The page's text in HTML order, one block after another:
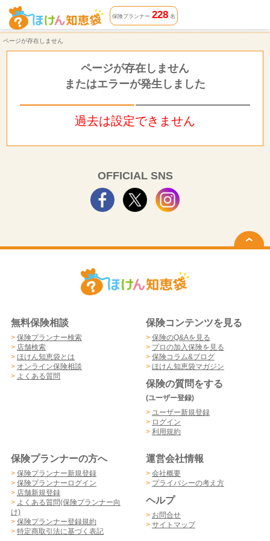
ページが存在しません | ほけん知恵袋
保険プランナー 228名
ページが存在しません
ページが存在しません
またはエラーが発生しました
過去は設定できません
OFFICIAL SNS
無料保険相談
> 保険プランナー検索
> 店舗検索
> ほけん知恵袋とは
> オンライン保険相談
> よくある質問
保険コンテンツを見る
> 保険のQ&Aを見る
> プロの加入保険を見る
> 保険コラム&ブログ
> ほけん知恵袋マガジン
保険の質問をする
(ユーザー登録)
> ユーザー新規登録
> ログイン
> 利用規約
保険プランナーの方へ
> 保険プランナー新規登録
> 保険プランナーログイン
> 店舗新規登録
> よくある質問(保険プランナー向
け)
> 保険プランナー登録規約
> 特定商取引法に基づく表記
運営会社情報
> 会社概要
> プライバシーの考え方
ヘルプ
> お問合せ
> サイトマップ